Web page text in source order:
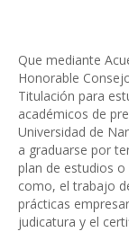
Que mediante
Honorable
Titulación para
académicos de
Universidad de
a graduarse por
plan de estudios
como, el trabajo
prácticas
judicatura y el